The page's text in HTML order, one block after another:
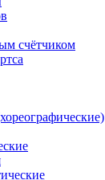
счётчиком